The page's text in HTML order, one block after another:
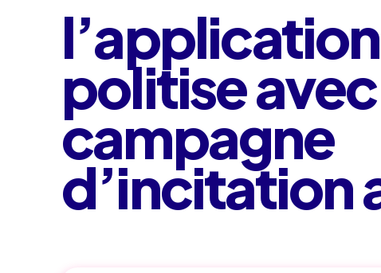
politise
campagne
d’incitation